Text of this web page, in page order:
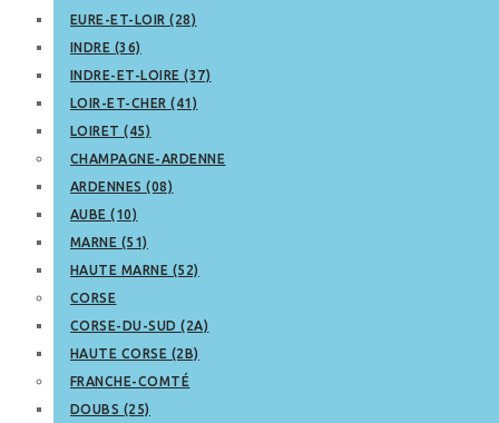
EURE-ET-LOIR (28)
INDRE (36)
INDRE-ET-LOIRE (37)
LOIR-ET-CHER (41)
LOIRET (45)
CHAMPAGNE-ARDENNE
ARDENNES (08)
AUBE (10)
MARNE (51)
HAUTE MARNE (52)
CORSE
CORSE-DU-SUD (2A)
HAUTE CORSE (2B)
FRANCHE-COMTÉ
DOUBS (25)